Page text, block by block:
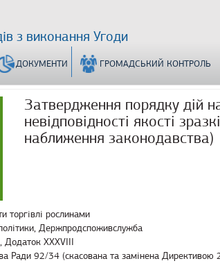
з виконання Угоди
ДОКУМЕНТИ ГРОМАДСЬКИЙ КОНТРОЛЬ
Затвердження порядку дій
невідповідності якості
наближення законодавства)
торгівлі рослинами
Держпродспоживслужба
Додаток XXXVIII
Ради 92/34 (скасована та замінена